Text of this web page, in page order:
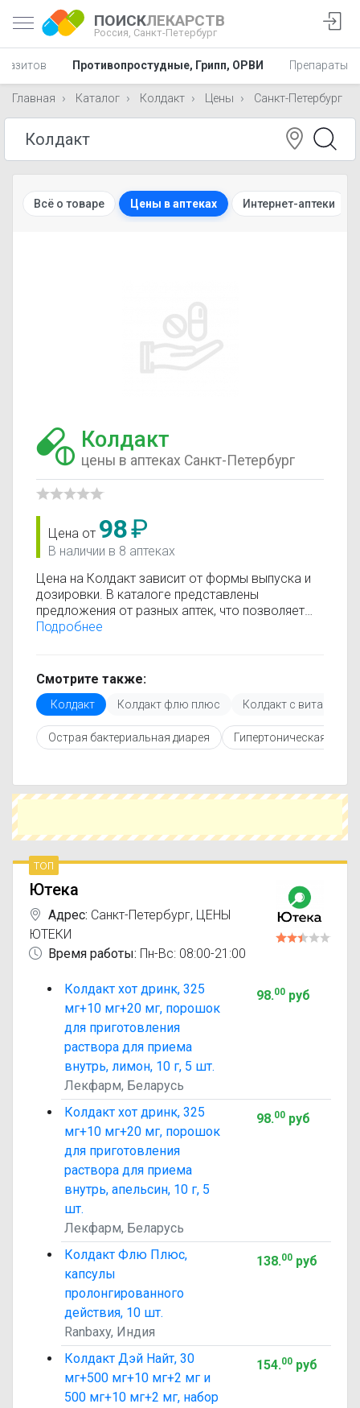
ПОИСКЛЕКАРСТВ
Россия, Санкт-Петербург
Противопростудные, Грипп, ОРВИ Препараты в
Главная Каталог Колдакт Цены Санкт-Петербург
Всё о товаре Цены в аптеках Интернет-аптеки
Колдакт
цены в аптеках Санкт-Петербург
Цена от 98₽
В наличии в 8 аптеках
Цена на Колдакт зависит от формы выпуска и
дозировки. В каталоге представлены
предложения от разных аптек, что позволяет
быстро найти, где купить Колдакт по
только актуальные данные.
Перед покупкой рекомендуется ознакомиться с
инструкцией по применению, показаниями и
противопоказаниями. При необходимости вы
можете подобрать аналоги Колдакт с похожим
Чтобы купить Колдакт в ближайшей аптеке,
укажите свой город и сравните предложения.
оптимальный вариант по цене и наличию.
Подробнее
Смотрите также:
Колдакт Колдакт флю плюс Колдакт с
Острая бактериальная диарея Гипертоническая
топ
Ютека
Адрес: Санкт-Петербург, ЦЕНЫ
ЮТЕКИ
Время работы: Пн-Вс: 08:00-21:00
Колдакт хот дринк, 325
мг+10 мг+20 мг, порошок
для приготовления
раствора для приема
внутрь, лимон, 10 г, 5 шт.
Лекфарм, Беларусь
98.00руб
Колдакт хот дринк, 325
мг+10 мг+20 мг, порошок
для приготовления
раствора для приема
внутрь, апельсин, 10 г, 5
шт.
Лекфарм, Беларусь
98.00руб
Колдакт Флю Плюс,
капсулы
пролонгированного
действия, 10 шт.
Ranbaxy, Индия
138.00руб
Колдакт Дэй Найт, 30
мг+500 мг+10 мг+2 мг и
500 мг+10 мг+2 мг, набор
154.00руб